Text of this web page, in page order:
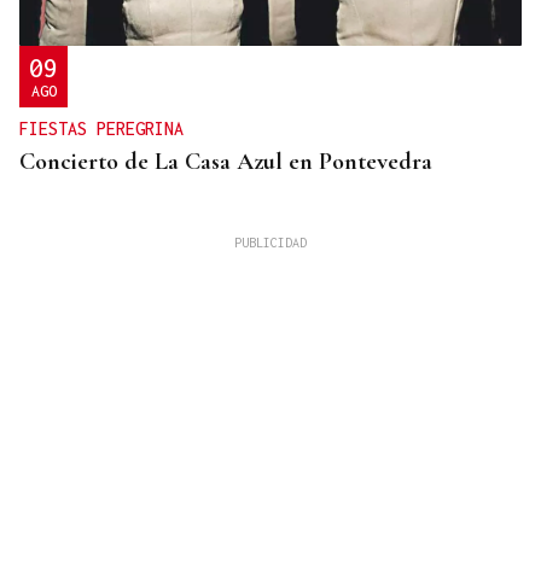
09
AGO
FIESTAS PEREGRINA
Concierto de La Casa Azul en Pontevedra